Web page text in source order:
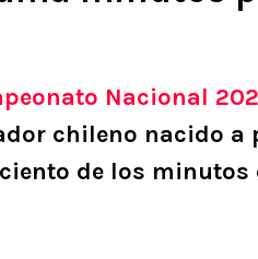
Nacional
chileno nacido a
de los minutos